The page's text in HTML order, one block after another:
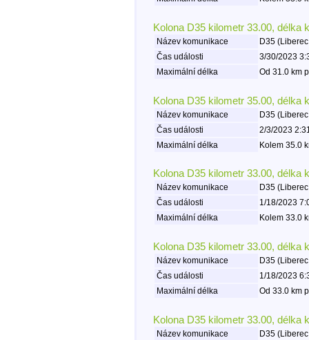
Kolona D35 kilometr 33.00, délka
Název komunikace
D35
Čas události
3/30/2023
Maximální délka
Od 31.0 km
Kolona D35 kilometr 35.00, délka
Název komunikace
D35
Čas události
2/3/2023
Maximální délka
Kolem 35.0
Kolona D35 kilometr 33.00, délka
Název komunikace
D35
Čas události
1/18/2023
Maximální délka
Kolem 33.0
Kolona D35 kilometr 33.00, délka
Název komunikace
D35
Čas události
1/18/2023
Maximální délka
Od 33.0 km
Kolona D35 kilometr 33.00, délka
Název komunikace
D35